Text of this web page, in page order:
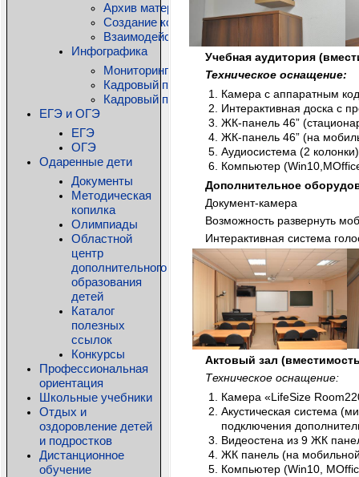
Архив материалов
Создание комфортной образовательной
Взаимодействие детского сада и семьи:
Инфографика
Мониторинг состояния общего образования
Кадровый потенциал системы дошкольного
Кадровый потенциал системы
ЕГЭ и ОГЭ
ЕГЭ
ОГЭ
Одаренные дети
Документы
Методическая
копилка
Олимпиады
Областной
центр
дополнительного
образования
детей
Каталог
полезных
ссылок
Конкурсы
Профессиональная
ориентация
Школьные учебники
Отдых и
оздоровление детей
и подростков
Дистанционное
обучение
Учебная аудитория
Техническое оснащение:
Камера с аппаратным
Интерактивная доска с
ЖК-панель 46”
ЖК-панель 46” (на
Аудиосистема (2 колонки)
Компьютер
Дополнительное
Документ-камера
Возможность развернуть
Интерактивная система
Актовый зал
Техническое оснащение:
Камера «LifeSize
Акустическая система
подключения
Видеостена из 9 ЖК
ЖК панель (на
Компьютер (Win10,